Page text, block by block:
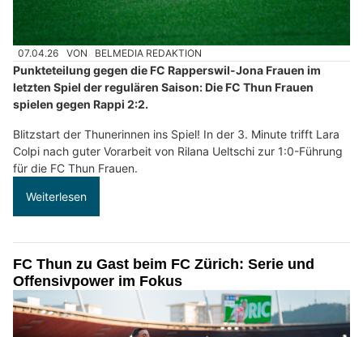
07.04.26 VON BELMEDIA REDAKTION
Punkteteilung gegen die FC Rapperswil-Jona Frauen im
letzten Spiel der regulären Saison: Die FC Thun Frauen
spielen gegen Rappi 2:2.
Blitzstart der Thunerinnen ins Spiel! In der 3. Minute trifft Lara
Colpi nach guter Vorarbeit von Rilana Ueltschi zur 1:0-Führung
für die FC Thun Frauen.
Weiterlesen
FC Thun zu Gast beim FC Zürich: Serie und
Offensivpower im Fokus